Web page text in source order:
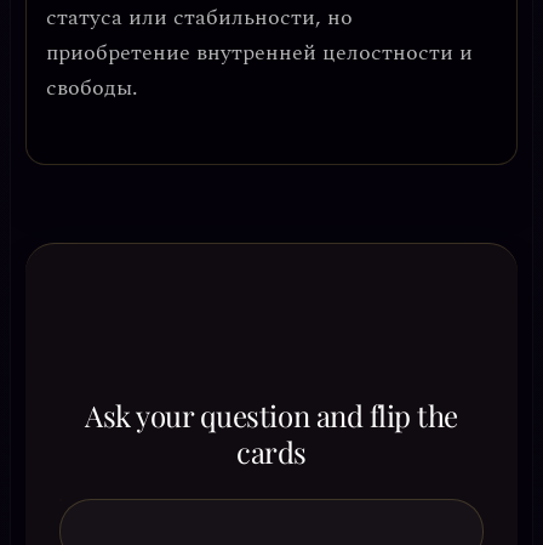
статуса или стабильности, но
приобретение внутренней целостности и
свободы.
Ask your question and flip the
cards